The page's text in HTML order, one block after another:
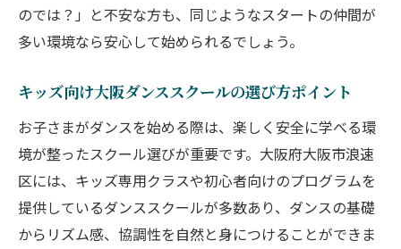
のでは？」と不安な方も、同じようなスタートの仲間が
多い環境なら安心して始められるでしょう。
キッズ向け大阪ダンススクールの選び方ポイント
お子さまがダンスを始める際は、楽しく安全に学べる環
境が整ったスクール選びが重要です。大阪府大阪市浪速
区には、キッズ専用クラスや初心者向けのプログラムを
提供しているダンススクールが多数あり、ダンスの基礎
からリズム感、協調性を自然と身につけることができま